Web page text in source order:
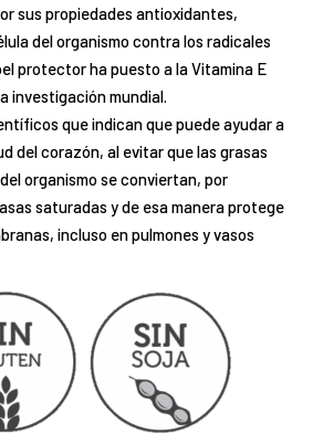
sus propiedades antioxidantes,
del organismo contra los radicales
protector ha puesto a la Vitamina E
investigación mundial.
que indican quepuede ayudar a
del corazón, al evitar que las grasas
organismo se conviertan, por
saturadas y de esa manera protege
incluso en pulmones y vasos